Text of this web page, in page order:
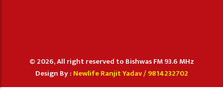
© 2026, All right reserved to Bishwas FM 93.6 MHz
Design By : Newlife Ranjit Yadav /9814232702